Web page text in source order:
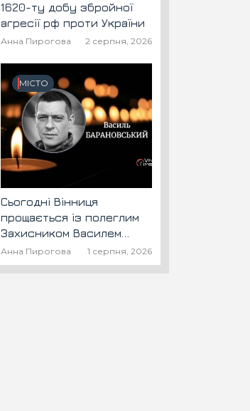
1620-ту добу збройної
агресії рф проти України
Анна Пирогова 2 серпня, 2026
МІСТО
Сьогодні Вінниця
прощається із полеглим
Захисником Василем
Барановським "Шторм"
Анна Пирогова 1 серпня, 2026